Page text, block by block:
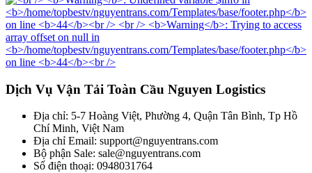
Dịch Vụ Vận Tải Toàn Cầu Nguyen Logistics
Địa chỉ: 5-7 Hoàng Việt, Phường 4, Quận Tân Bình, Tp Hồ
Chí Minh, Việt Nam
Địa chỉ Email: support@nguyentrans.com
Bộ phận Sale: sale@nguyentrans.com
Số điện thoại: 0948031764